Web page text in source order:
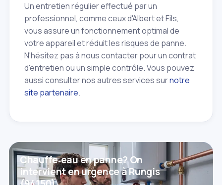
Un entretien régulier effectué par un
professionnel, comme ceux d'Albert et Fils,
vous assure un fonctionnement optimal de
votre appareil et réduit les risques de panne.
N'hésitez pas à nous contacter pour un contrat
d'entretien ou un simple contrôle. Vous pouvez
aussi consulter nos autres services surnotre
site partenaire.
Chauffe‑eau en panne? On
intervient en urgence à Rungis